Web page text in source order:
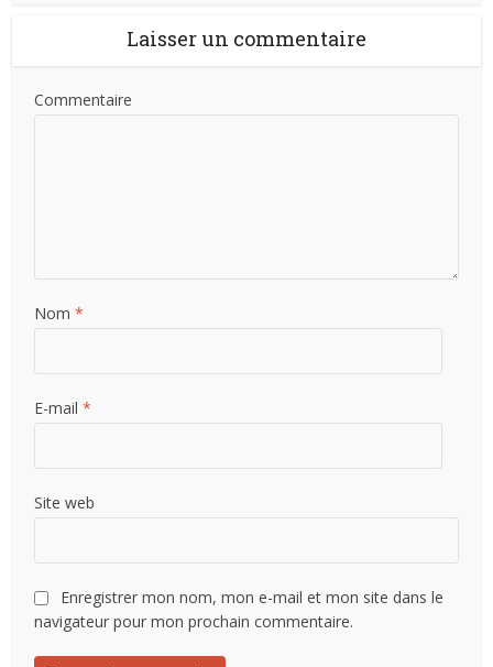
Laisser un commentaire
Commentaire
Nom*
E-mail*
Site web
Enregistrer mon nom, mon e-mail et mon site dans le
navigateur pour mon prochain commentaire.